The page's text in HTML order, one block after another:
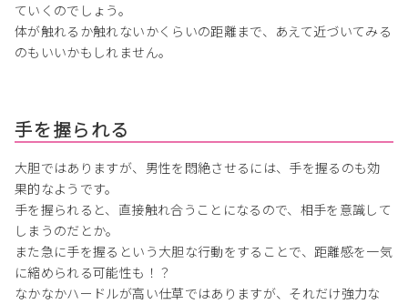
ていくのでしょう。
体が触れるか触れないかくらいの距離まで、あえて近づいてみる
のもいいかもしれません。
手を握られる
大胆ではありますが、男性を悶絶させるには、手を握るのも効
果的なようです。
手を握られると、直接触れ合うことになるので、相手を意識して
しまうのだとか。
また急に手を握るという大胆な行動をすることで、距離感を一気
に縮められる可能性も！？
なかなかハードルが高い仕草ではありますが、それだけ強力な